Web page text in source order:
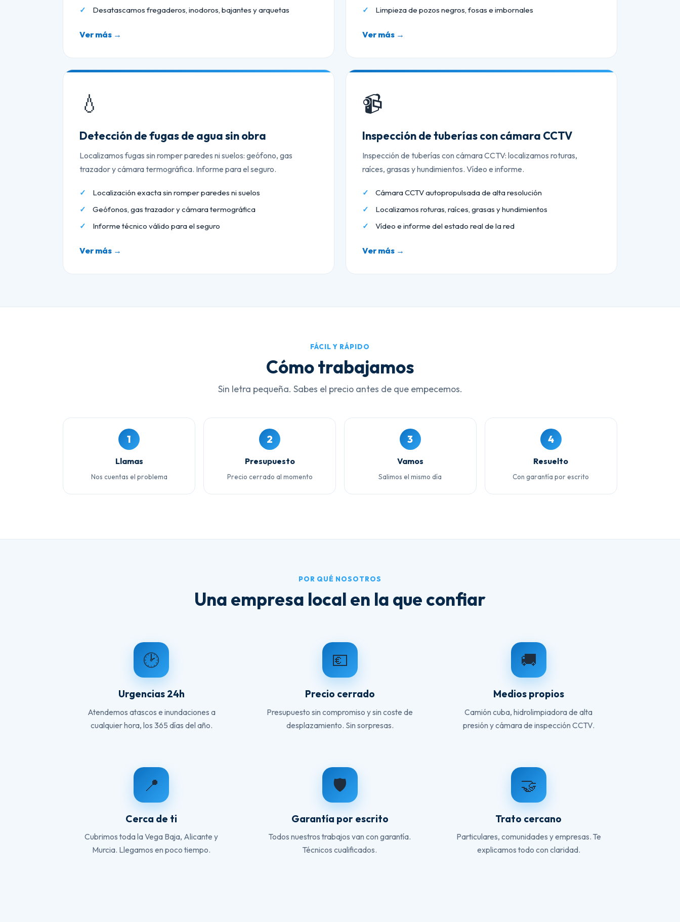
Desatascamos fregaderos, inodoros, bajantes y arquetas
Ver más →
Limpieza de pozos negros, fosas e imbornales
Ver más →
💧
Detección de fugas de agua sin obra
Localizamos fugas sin romper paredes ni suelos: geófono, gas
trazador y cámara termográfica. Informe para el seguro.
Localización exacta sin romper paredes ni suelos
Geófonos, gas trazador y cámara termográfica
Informe técnico válido para el seguro
Ver más →
📹
Inspección de tuberías con cámara CCTV
Inspección de tuberías con cámara CCTV: localizamos roturas,
raíces, grasas y hundimientos. Vídeo e informe.
Cámara CCTV autopropulsada de alta resolución
Localizamos roturas, raíces, grasas y hundimientos
Vídeo e informe del estado real de la red
Ver más →
FÁCIL Y RÁPIDO
Cómo trabajamos
Sin letra pequeña. Sabes el precio antes de que empecemos.
1
Llamas
Nos cuentas el problema
2
Presupuesto
Precio cerrado al momento
3
Vamos
Salimos el mismo día
4
Resuelto
Con garantía por escrito
POR QUÉ NOSOTROS
Una empresa local en la que confiar
🕑
Urgencias 24h
Atendemos atascos e inundaciones a
cualquier hora, los 365 días del año.
💶
Precio cerrado
Presupuesto sin compromiso y sin coste de
desplazamiento. Sin sorpresas.
🚚
Medios propios
Camión cuba, hidrolimpiadora de alta
presión y cámara de inspección CCTV.
📍
Cerca de ti
Cubrimos toda la Vega Baja, Alicante y
Murcia. Llegamos en poco tiempo.
🛡️
Garantía por escrito
Todos nuestros trabajos van con garantía.
Técnicos cualificados.
🤝
Trato cercano
Particulares, comunidades y empresas. Te
explicamos todo con claridad.